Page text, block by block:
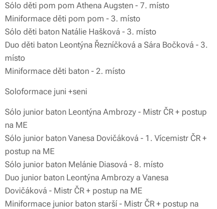
Sólo děti pom pom Athena Augsten - 7. místo
Miniformace děti pom pom - 3. místo
Sólo děti baton Natálie Hašková - 3. místo
Duo děti baton Leontýna Řezníčková a Sára Bočková - 3.
místo
Miniformace děti baton - 2. místo
Soloformace juni +seni
Sólo junior baton Leontýna Ambrozy - Mistr ČR + postup
na ME
Sólo junior baton Vanesa Dovičáková - 1. Vícemistr ČR +
postup na ME
Sólo junior baton Melánie Diasová - 8. místo
Duo junior baton Leontýna Ambrozy a Vanesa
Dovičáková - Mistr ČR + postup na ME
Miniformace junior baton starší - Mistr ČR + postup na